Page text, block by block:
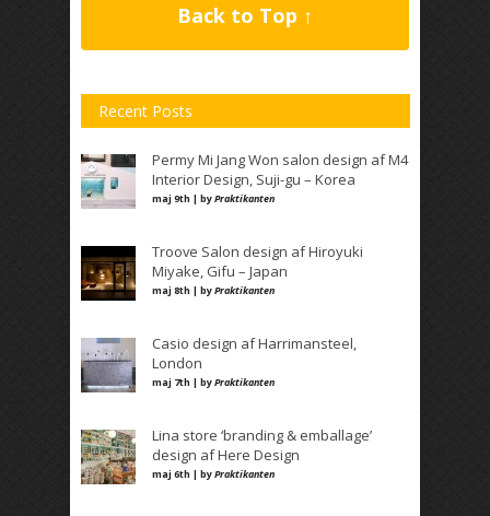
Back to Top ↑
Recent Posts
Permy Mi Jang Won salon design af M4
Interior Design, Suji-gu – Korea
maj 9th | byPraktikanten
Troove Salon design af Hiroyuki
Miyake, Gifu – Japan
maj 8th | byPraktikanten
Casio design af Harrimansteel,
London
maj 7th | byPraktikanten
Lina store ‘branding & emballage’
design af Here Design
maj 6th | byPraktikanten